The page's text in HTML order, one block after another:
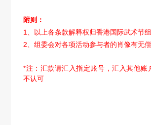
附则：
1、以上各条款解释权归香港国际武术节
2、组委会对各项活动参与者的肖像有无
*注： 汇款请汇入指定账号，汇入其他账
不认可